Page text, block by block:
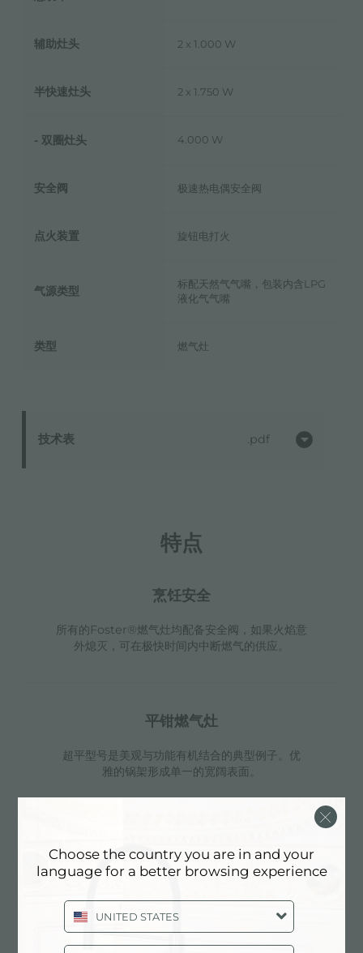
技术表 pdf
辅助灶头 2 x 1.000 W
半快速灶头 2 x 1.750 W
- 双圈灶头 4.000 W
安全阀 极速热电偶安全阀
点火装置 旋钮电打火
气源类型
标配天然气气嘴，包装内含LPG
液化气气嘴
类型 燃气灶
特点
烹饪安全
所有的Foster®燃气灶均配备安全阀，如果火焰意
外熄灭，可在极快时间内中断燃气的供应。
平钳燃气灶
超平型号是美观与功能有机结合的典型例子。优
雅的锅架形成单一的宽阔表面。
旋钮电子点火转动高度灵活，这是所有型号的
Choose the country you are in and your
language for a better browsing experience
UNITED STATES